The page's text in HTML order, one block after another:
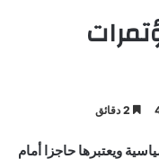
ويعتبرها حاجزا أمام